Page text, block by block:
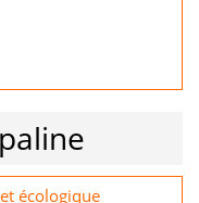
écologique